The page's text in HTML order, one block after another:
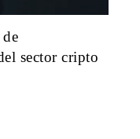
sector cripto